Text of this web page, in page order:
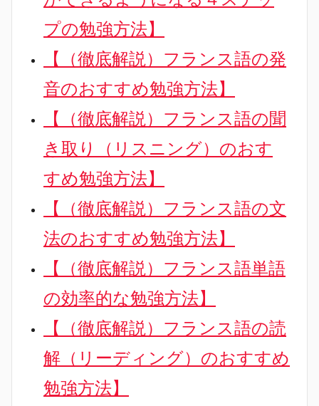
プの勉強方法】
【（徹底解説）フランス語の発
音のおすすめ勉強方法】
【（徹底解説）フランス語の聞
き取り（リスニング）のおす
すめ勉強方法】
【（徹底解説）フランス語の文
法のおすすめ勉強方法】
【（徹底解説）フランス語単語
の効率的な勉強方法】
【（徹底解説）フランス語の読
解（リーディング）のおすすめ
勉強方法】